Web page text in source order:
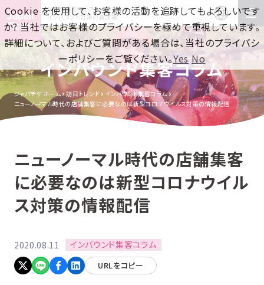
訪日集客をワンストップで！
インバウンド対策の新常識
インバウンド集客コラム
ジャパチケ ホーム 訪日トレンド
インバウンド集客コラム
ニューノーマル時代の店舗集客に必要なのは新型コロナウイルス対策の情報配信
ニューノーマル時代の店舗集客
に必要なのは新型コロナウイル
ス対策の情報配信
2020.08.11 インバウンド集客コラム
URLをコピー
Cookie を使用して、お客様の活動を追跡してもよろしいです
か? 当社ではお客様のプライバシーを極めて重視しています。
詳細について、およびご質問がある場合は、当社のプライバシ
ーポリシーをご覧ください。Yes No